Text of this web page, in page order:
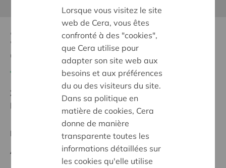
Zomerplezier voor ieder
gezin
Ziel:
Une société solidaire et respectueuse, sans
barrières
Regionales Projekt
Anfangsdatum:26/05/2025
Lorsque vous visitez le site
web de Cera, vous êtes
confronté à des "cookies",
que Cera utilise pour
adapter son site web aux
besoins et aux préférences
du ou des visiteurs du site.
Dans sa politique en
matière de cookies, Cera
donne de manière
transparente toutes les
informations détaillées sur
les cookies qu'elle utilise